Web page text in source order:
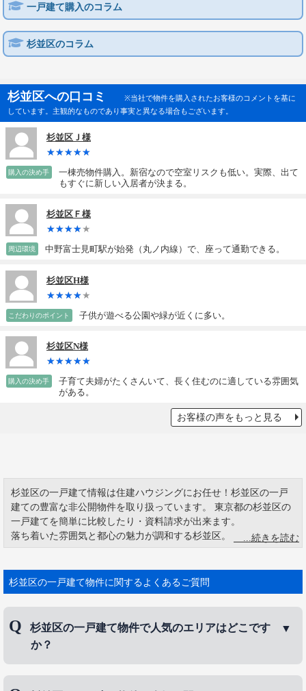
一戸建て購入のコラム
杉並区のコラム
杉並区への口コミ
※当社で物件を購入されたお客様のコメントを基に
しています。主観的なものであり事実と異なる場合もございます。
杉並区Ｊ様
購入の決め手
一棟売物件購入。新宿なので空室リスクも低い。実際、出て
もすぐに新しい入居者が決まる。
杉並区Ｆ様
周辺環境 中野富士見町駅が始発（丸ノ内線）で、座って通勤できる。
杉並区H様
こだわりのポイント 子供が遊べる公園や緑が近くに多い。
杉並区N様
購入の決め手
子育て夫婦がたくさんいて、長く住むのに適している雰囲気
がある。
お客様の声をもっと見る
杉並区の一戸建て情報は住建ハウジングにお任せ！杉並区の一戸
建ての豊富な非公開物件を取り扱っています。 東京都の杉並区の
一戸建てを簡単に比較したり・資料請求が出来ます。
落ち着いた雰囲気と都心の魅力が調和する杉並区。にぎやかな中
心部から離れると、緑豊かでファミリー層にも人気のエリアが広
位置し、渋谷区、練馬区などと隣接しています。ショッピングや
エンターテインメントの場が集まるにぎやかなエリアと、緑豊か
区の魅力といえるでしょう。一戸建て比率は25％と23区の中でも
高く、子育て環境も充実しているためファミリー層にも人気で
杉並区の一戸建て物件に関するよくあるご質問
杉並区の一戸建て物件で人気のエリアはどこです
か？